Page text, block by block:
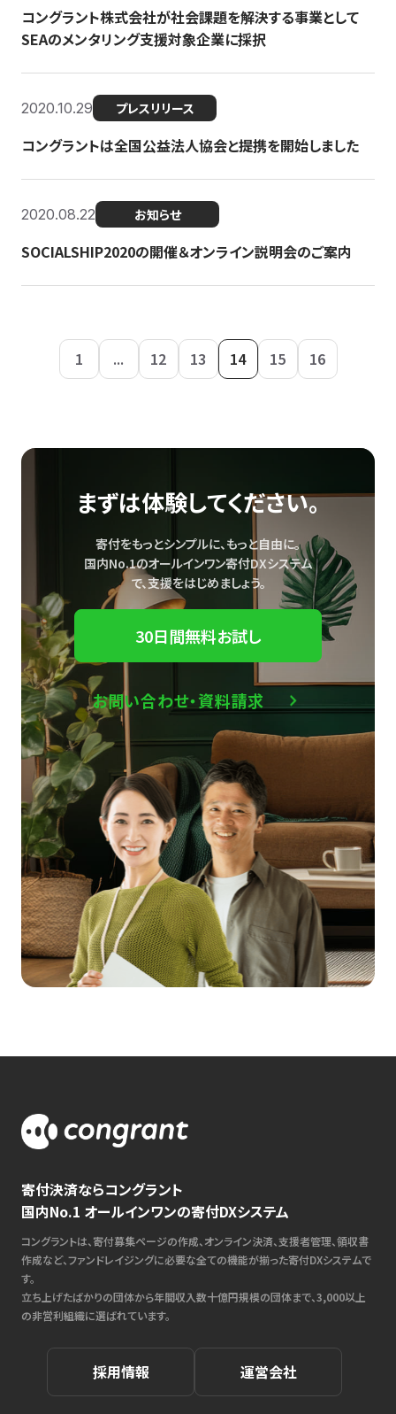
コングラント株式会社が社会課題を解決する事業として
SEAのメンタリング支援対象企業に採択
2020.10.29 プレスリリース
コングラントは全国公益法人協会と提携を開始しました
2020.08.22 お知らせ
SOCIALSHIP2020の開催＆オンライン説明会のご案内
1 ... 12 13 14 15 16
まずは体験してください。
寄付をもっとシンプルに、もっと自由に。
国内No.1のオールインワン寄付DXシステム
で、支援をはじめましょう。
30日間無料お試し
お問い合わせ・資料請求
寄付決済ならコングラント
国内No.1 オールインワンの寄付DXシステム
コングラントは、寄付募集ページの作成、オンライン決済、支援者管理、領収書
作成など、ファンドレイジングに必要な全ての機能が揃った寄付DXシステムで
す。
立ち上げたばかりの団体から年間収入数十億円規模の団体まで、3,000以上
の非営利組織に選ばれています。
採用情報 運営会社